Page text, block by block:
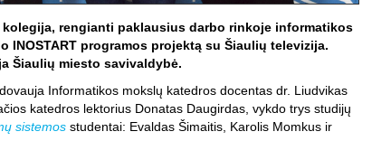
rengianti paklausius darbo rinkoje informatikos
INOSTART programos projektą su Šiaulių televizija.
Šiaulių miesto savivaldybė.
Informatikos mokslų katedros docentas dr. Liudvikas
katedros lektorius Donatas Daugirdas, vykdo trys studijų
sistemos studentai: Evaldas Šimaitis, Karolis Momkus ir